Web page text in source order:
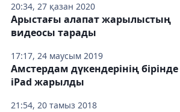
20:34, 27 қазан 2020
17:17, 24 маусым 2019
Арыстағы алапат жарылыстың
видеосы тарады
21:54, 20 тамыз 2018
Амстердам дүкендерінің бірінде
iPad жарылды